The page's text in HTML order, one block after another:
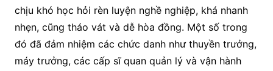
chịu khó học hỏi rèn luyện nghề nghiệp, khá nhanh
nhẹn, cũng tháo vát và dễ hòa đồng. Một số trong
đó đã đảm nhiệm các chức danh như thuyền trưởng,
máy trưởng, các cấp sĩ quan quản lý và vận hành